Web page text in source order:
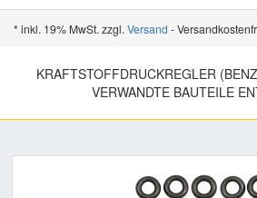
* inkl. 19% MwSt. zzgl. Versand -
KRAFTSTOFFDRUCKREGLER
VERWANDTE BAUTEILE